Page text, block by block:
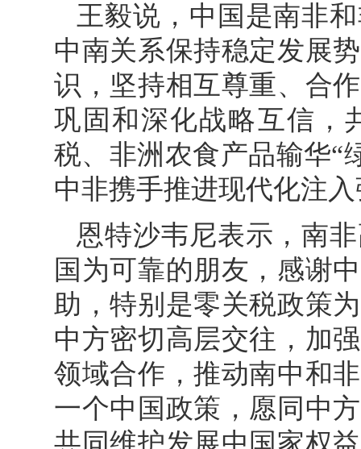
王毅说，中国是南非
中南关系保持稳定发展
识，坚持相互尊重、合
巩固和深化战略互信，
税、非洲农食产品输华“
中非携手推进现代化注
恩特沙韦尼表示，南
国为可靠的朋友，感谢
助，特别是零关税政策
中方密切高层交往，加
领域合作，推动南中和
一个中国政策，愿同中
共同维护发展中国家权